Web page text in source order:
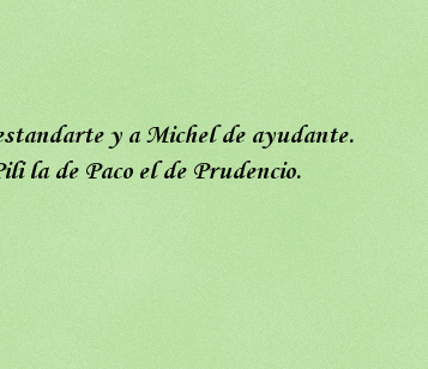
y a Michel de ayudante.
la de Paco el de Prudencio.